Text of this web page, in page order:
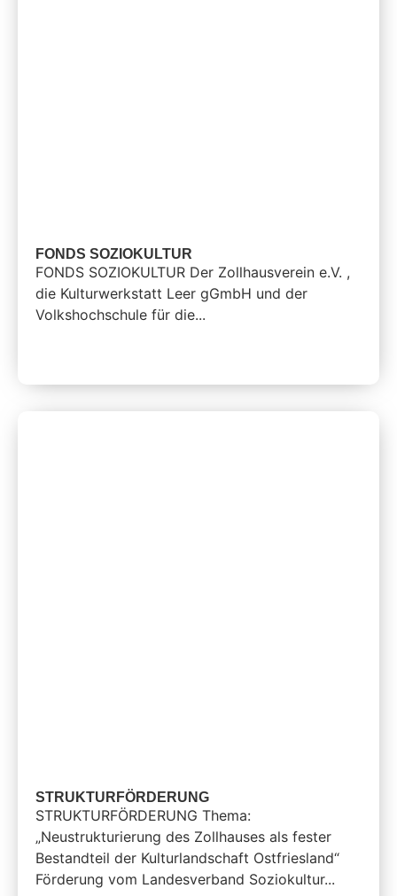
FONDS SOZIOKULTUR
FONDS SOZIOKULTUR Der Zollhausverein e.V. ,
die Kulturwerkstatt Leer gGmbH und der
Volkshochschule für die...
STRUKTURFÖRDERUNG
STRUKTURFÖRDERUNG Thema:
„Neustrukturierung des Zollhauses als fester
Bestandteil der Kulturlandschaft Ostfriesland“
Förderung vom Landesverband Soziokultur...